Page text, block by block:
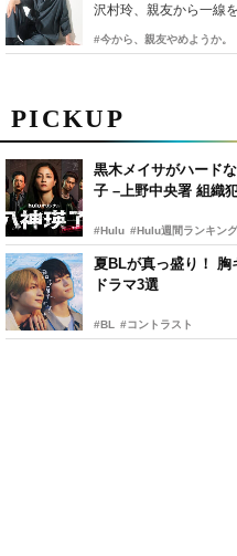
PICKUP
黒木メイサがハード
子 –上野中央署 組織
#Hulu #Hulu週間ランキング
夏BLが真っ盛り！ 胸
ドラマ3選
#BL #コントラスト
沢村玲、親友から一線
#今から、親友やめようか。